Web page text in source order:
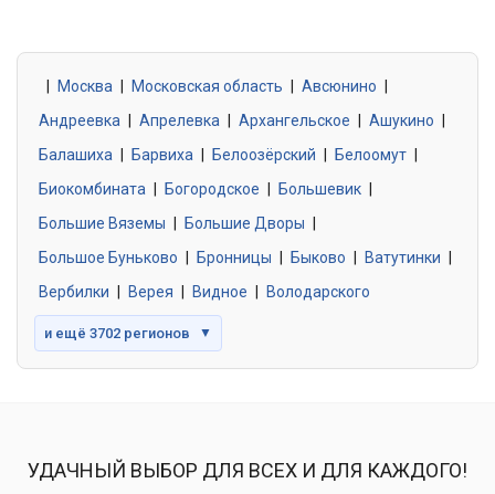
0 объявлений
Знакомства без обязательств
0 объявлений
Москва Московская область Авсюнино
Андреевка
Апрелевка Архангельское Ашукино
Балашиха
Барвиха Белоозёрский Белоомут
Биокомбината
Богородское Большевик
Большие Вяземы
Большие Дворы
Большое Буньково
Бронницы Быково Ватутинки
Вербилки
Верея Видное Володарского
и ещё 3702 регионов ▼
УДАЧНЫЙ ВЫБОР ДЛЯ ВСЕХ И ДЛЯ КАЖДОГО!